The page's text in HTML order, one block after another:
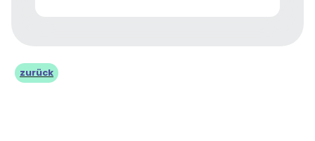
zurück